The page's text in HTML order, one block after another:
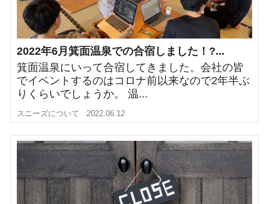
2022年6月箕面温泉での合宿しました！?...
箕面温泉にいって合宿してきました。会社の皆
でイベントするのはコロナ前以来なので2年半ぶ
りくらいでしょうか。 温...
スニーズについて 2022.06.12